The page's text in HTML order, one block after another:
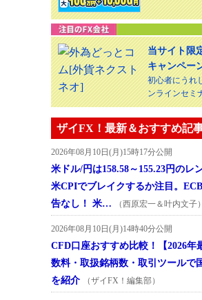
当サイト限
キャンペー
初心者にうれ
ンラインセミ
ザイFX！最新＆おすすめ記
2026年08月10日(月)15時17分公開
米ドル/円は158.58～155.23円のレ
米CPIでブレイクするか注目。
告なし！ 米…
（西原宏一＆叶内文子）
2026年08月10日(月)14時40分公開
CFD口座おすすめ比較！【2026年
数料・取扱銘柄数・取引ツールで
を紹介
（ザイFX！編集部）